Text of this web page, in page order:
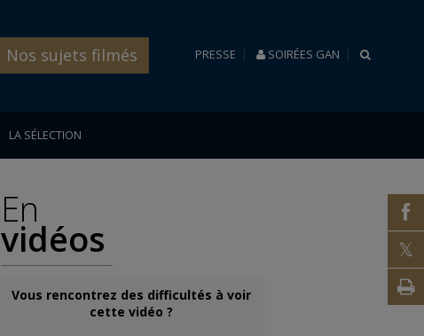
PRESSE SOIRÉES GAN
Nos sujets filmés
LA SÉLECTION
En
vidéos
Vous rencontrez des difficultés à voir
cette vidéo ?